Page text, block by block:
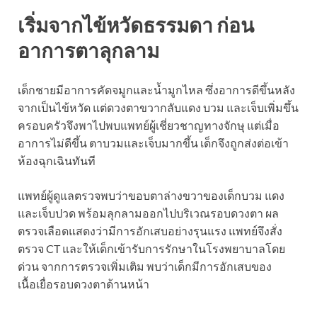
เริ่มจากไข้หวัดธรรมดา ก่อน
อาการตาลุกลาม
เด็กชายมีอาการคัดจมูกและน้ำมูกไหล ซึ่งอาการดีขึ้นหลัง
จากเป็นไข้หวัด แต่ดวงตาขวากลับแดง บวม และเจ็บเพิ่มขึ้น
ครอบครัวจึงพาไปพบแพทย์ผู้เชี่ยวชาญทางจักษุ แต่เมื่อ
อาการไม่ดีขึ้น ตาบวมและเจ็บมากขึ้น เด็กจึงถูกส่งต่อเข้า
ห้องฉุกเฉินทันที
แพทย์ผู้ดูแลตรวจพบว่าขอบตาล่างขวาของเด็กบวม แดง
และเจ็บปวด พร้อมลุกลามออกไปบริเวณรอบดวงตา ผล
ตรวจเลือดแสดงว่ามีการอักเสบอย่างรุนแรง แพทย์จึงสั่ง
ตรวจ CT และให้เด็กเข้ารับการรักษาในโรงพยาบาลโดย
ด่วน จากการตรวจเพิ่มเติม พบว่าเด็กมีการอักเสบของ
เนื้อเยื่อรอบดวงตาด้านหน้า